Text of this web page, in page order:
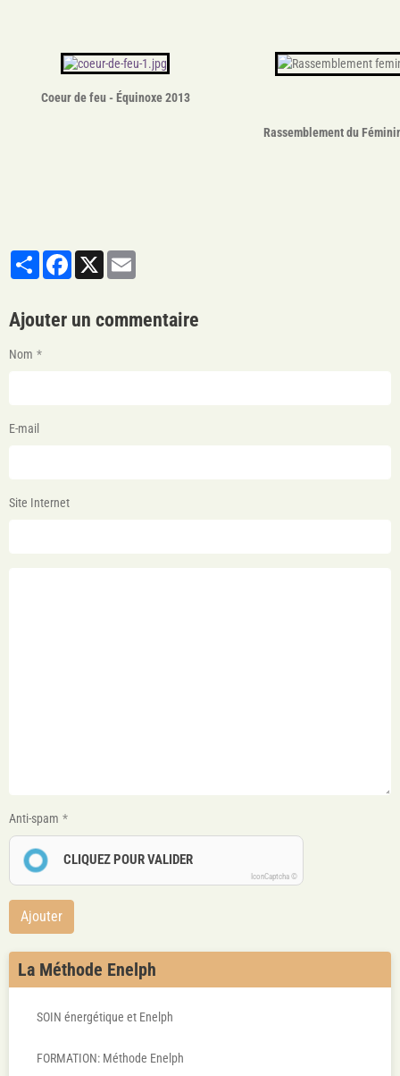
Coeur de feu - Équinoxe 2013
Rassemblement du
PartagerFacebook
X
Ajouter un commentaire
Nom
E-mail
Site Internet
Anti-spam
CLIQUEZ POUR VALIDER
IconCaptcha ©
Ajouter
La Méthode Enelph
SOIN énergétique et Enelph
FORMATION: Méthode Enelph